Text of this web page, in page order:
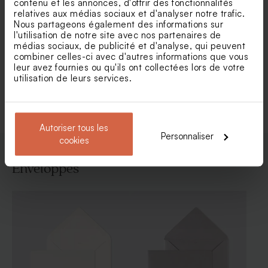
contenu et les annonces, d'offrir des fonctionnalités
relatives aux médias sociaux et d'analyser notre trafic.
Nous partageons également des informations sur
l'utilisation de notre site avec nos partenaires de
médias sociaux, de publicité et d'analyse, qui peuvent
combiner celles-ci avec d'autres informations que vous
leur avez fournies ou qu'ils ont collectées lors de votre
utilisation de leurs services.
Autoriser tous les
cookies
Personnaliser
Faire-part naissance photo
instantanée coeur doré
Faire part naissance liberty
vintage et cadre photo
Enveloppes